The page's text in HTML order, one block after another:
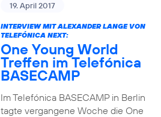
19. April 2017
INTERVIEW MIT ALEXANDER LANGE VON
TELEFÓNICA NEXT:
One Young World
Treffen im Telefónica
BASECAMP
Im Telefónica BASECAMP in Berlin
tagte vergangene Woche die One